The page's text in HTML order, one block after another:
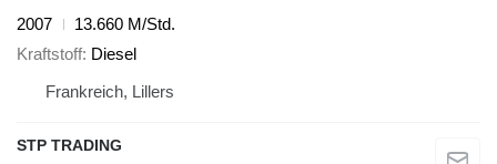
2007
13.660 M/Std.
Kraftstoff Diesel
Frankreich, Lillers
STP TRADING